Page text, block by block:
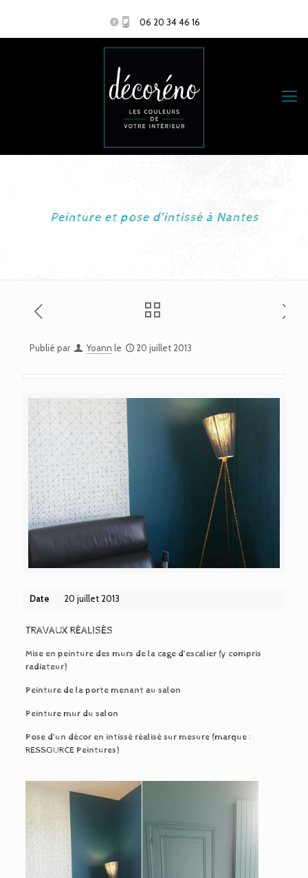
06 20 34 46 16
Peinture et pose d’intissé à Nantes
Publié par Yoann le 20 juillet 2013
Date 20 juillet 2013
TRAVAUX RÉALISÉS
Mise en peinture des murs de la cage d’escalier (y compris
radiateur)
Peinture de la porte menant au salon
Peinture mur du salon
Pose d’un décor en intissé réalisé sur mesure (marque :
RESSOURCE Peintures)